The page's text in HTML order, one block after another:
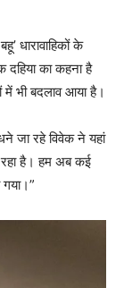
धारावाहिकों के
दहिया का कहना है
में भी बदलाव आया है।
जा रहे विवेक ने यहां
रहा है। हम अब कई